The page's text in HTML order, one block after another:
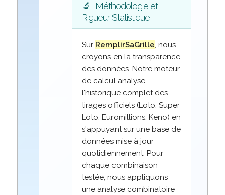
🔬
Méthodologie et
Rigueur Statistique
Sur RemplirSaGrille, nous
croyons en la transparence
des données. Notre moteur
de calcul analyse
l'historique complet des
tirages officiels (Loto, Super
Loto, Euromillions, Keno) en
s'appuyant sur une base de
données mise à jour
quotidiennement. Pour
chaque combinaison
testée, nous appliquons
une analyse combinatoire